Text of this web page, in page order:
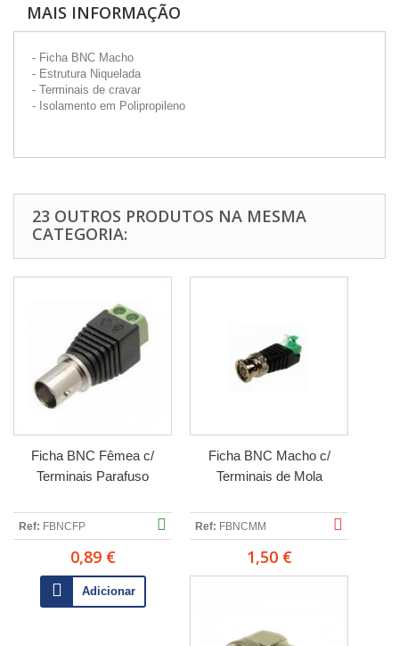
MAIS INFORMAÇÃO
- Ficha BNC Macho
- Estrutura Niquelada
- Terminais de cravar
- Isolamento em Polipropileno
23 OUTROS PRODUTOS NA MESMA
CATEGORIA:
Ficha BNC Fêmea c/
Terminais Parafuso
Ref: FBNCFP
0,89 €
Adicionar
Ficha BNC Macho c/
Terminais de Mola
Ref: FBNCMM
1,50 €